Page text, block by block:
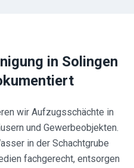
in Solingen
wir Aufzugsschächte in
und Gewerbeobjekten.
in der Schachtgrube
fachgerecht, entsorgen